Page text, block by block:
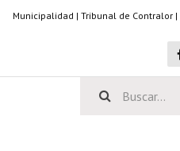
Municipalidad | Tribunal de Contralor |